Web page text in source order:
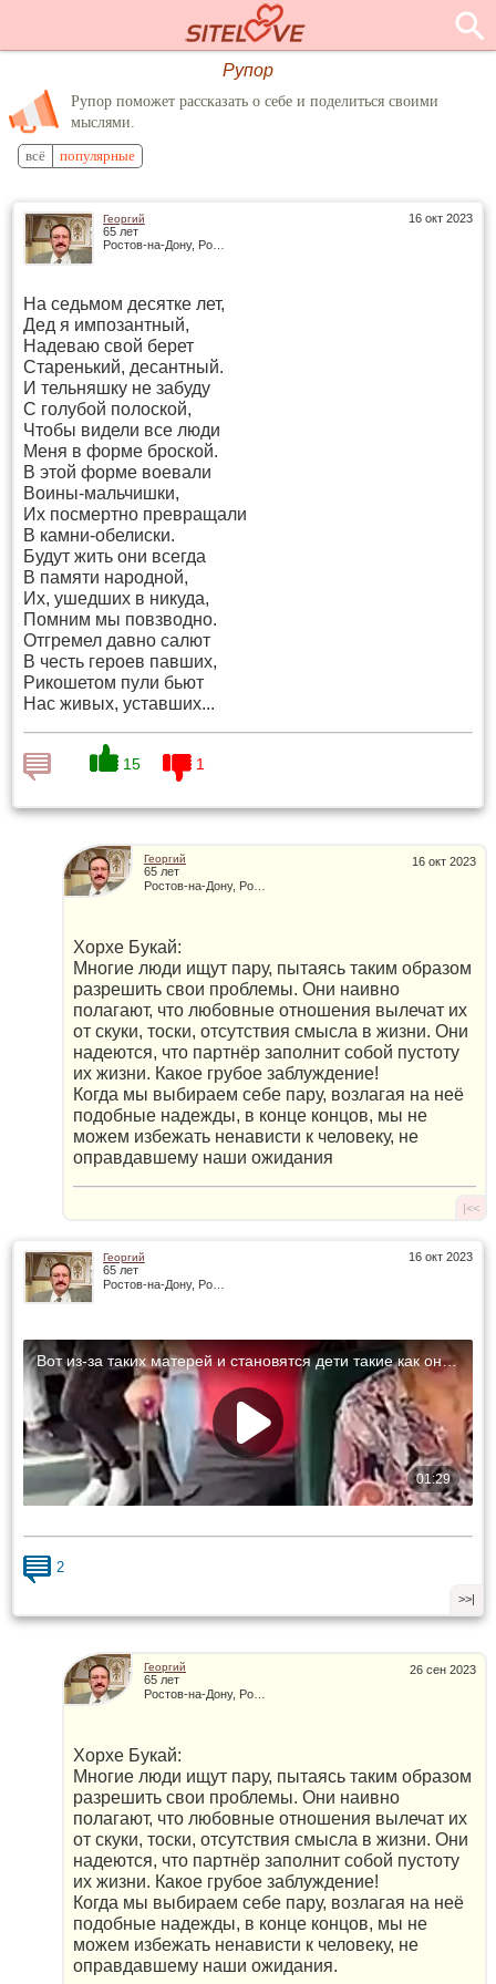
Рупор
Рупор поможет рассказать о себе и поделиться своими
мыслями.
всё популярные
16 окт 2023
Георгий
65 лет
Ростов-на-Дону, Россия
На седьмом десятке лет,
Дед я импозантный,
Надеваю свой берет
Старенький, десантный.
И тельняшку не забуду
С голубой полоской,
Чтобы видели все люди
Меня в форме броской.
В этой форме воевали
Воины-мальчишки,
Их посмертно превращали
В камни-обелиски.
Будут жить они всегда
В памяти народной,
Их, ушедших в никуда,
Помним мы повзводно.
Отгремел давно салют
В честь героев павших,
Рикошетом пули бьют
Нас живых, уставших...
Комментировать
15 1
16 окт 2023
Георгий
65 лет
Хорхе Букай:
Многие люди ищут пару, пытаясь таким образом
разрешить свои проблемы. Они наивно
полагают, что любовные отношения вылечат их
от скуки, тоски, отсутствия смысла в жизни. Они
надеются, что партнёр заполнит собой пустоту
их жизни. Какое грубое заблуждение!
Когда мы выбираем себе пару, возлагая на неё
подобные надежды, в конце концов, мы не
можем избежать ненависти к человеку, не
оправдавшему наши ожидания
|<<
16 окт 2023
Георгий
65 лет
Ростов-на-Дону, Россия
2
>>|
26 сен 2023
Георгий
65 лет
Хорхе Букай:
Многие люди ищут пару, пытаясь таким образом
разрешить свои проблемы. Они наивно
полагают, что любовные отношения вылечат их
от скуки, тоски, отсутствия смысла в жизни. Они
надеются, что партнёр заполнит собой пустоту
их жизни. Какое грубое заблуждение!
Когда мы выбираем себе пару, возлагая на неё
подобные надежды, в конце концов, мы не
можем избежать ненависти к человеку, не
оправдавшему наши ожидания.